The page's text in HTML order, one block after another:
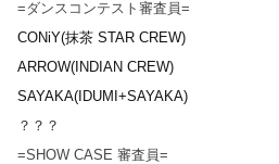
=ダンスコンテスト審査員=
CONiY(抹茶 STAR CREW)
ARROW(INDIAN CREW)
SAYAKA(IDUMI+SAYAKA)
？？？
=SHOW CASE 審査員=